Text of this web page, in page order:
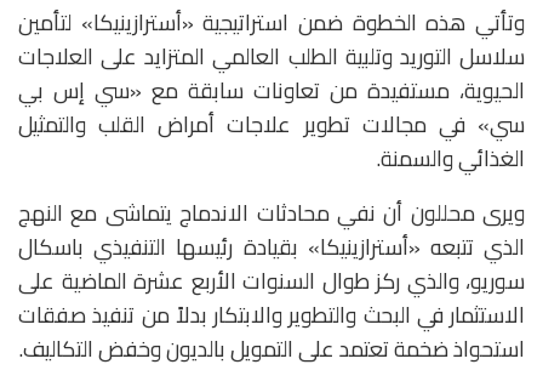
وتأتي هذه الخطوة ضمن استراتيجية «أسترازينيكا» لتأمين
سلاسل التوريد وتلبية الطلب العالمي المتزايد على العلاجات
الحيوية، مستفيدة من تعاونات سابقة مع «سي إس بي
سي» في مجالات تطوير علاجات أمراض القلب والتمثيل
الغذائي والسمنة.
ويرى محللون أن نفي محادثات الاندماج يتماشى مع النهج
الذي تتبعه «أسترازينيكا» بقيادة رئيسها التنفيذي باسكال
سوريو، والذي ركز طوال السنوات الأربع عشرة الماضية على
الاستثمار في البحث والتطوير والابتكار بدلاً من تنفيذ صفقات
استحواذ ضخمة تعتمد على التمويل بالديون وخفض التكاليف.